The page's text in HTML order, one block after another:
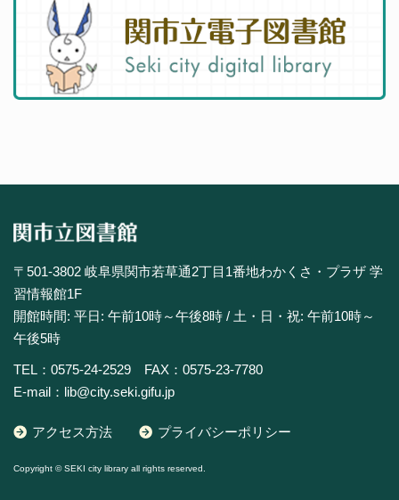
〒501-3802 岐阜県関市若草通2丁目1番地わかくさ・プラザ 学
習情報館1F
開館時間: 平日: 午前10時～午後8時 / 土・日・祝: 午前10時～
午後5時
TEL：0575-24-2529 FAX：0575-23-7780
E-mail：lib@city.seki.gifu.jp
アクセス方法 プライバシーポリシー
Copyright © SEKI city library all rights reserved.